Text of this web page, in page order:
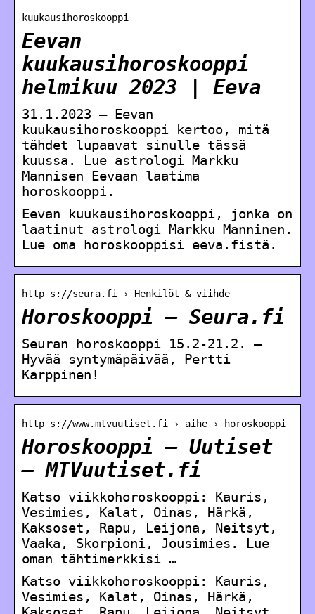
kuukausihoroskooppi
Eevan
kuukausihoroskooppi
helmikuu 2023 | Eeva
31.1.2023 — Eevan
kuukausihoroskooppi kertoo, mitä
tähdet lupaavat sinulle tässä
kuussa. Lue astrologi Markku
Mannisen Eevaan laatima
horoskooppi.
Eevan kuukausihoroskooppi, jonka on
laatinut astrologi Markku Manninen.
Lue oma horoskooppisi eeva.fistä.
http s://seura.fi › Henkilöt & viihde
Horoskooppi – Seura.fi
Seuran horoskooppi 15.2-21.2. –
Hyvää syntymäpäivää, Pertti
Karppinen!
http s://www.mtvuutiset.fi › aihe › horoskooppi
Horoskooppi – Uutiset
– MTVuutiset.fi
Katso viikkohoroskooppi: Kauris,
Vesimies, Kalat, Oinas, Härkä,
Kaksoset, Rapu, Leijona, Neitsyt,
Vaaka, Skorpioni, Jousimies. Lue
oman tähtimerkkisi …
Katso viikkohoroskooppi: Kauris,
Vesimies, Kalat, Oinas, Härkä,